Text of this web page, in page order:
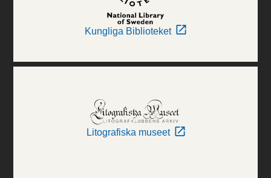
Kungliga Biblioteket
Litografiska museet